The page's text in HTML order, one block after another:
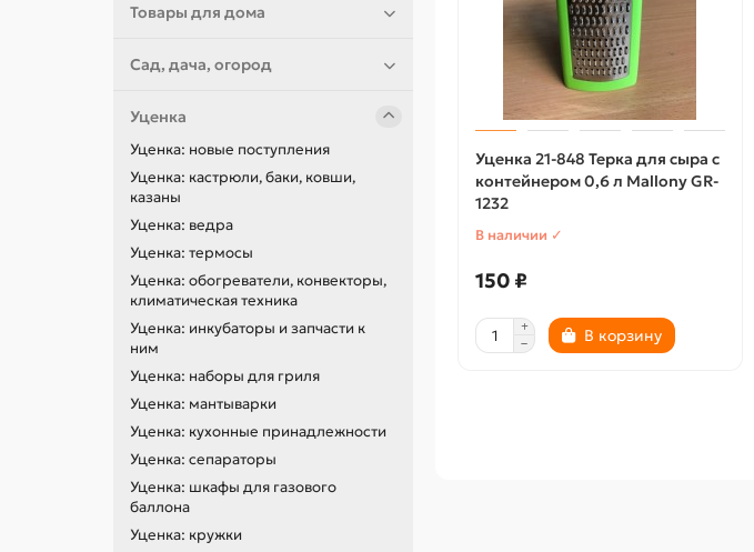
Товары для дома
Сад, дача, огород
Уценка
Уценка: новые поступления
Уценка: кастрюли, баки, ковши,
казаны
Уценка: ведра
Уценка: термосы
Уценка: обогреватели, конвекторы,
климатическая техника
Уценка: инкубаторы и запчасти к
ним
Уценка: наборы для гриля
Уценка: мантыварки
Уценка: кухонные принадлежности
Уценка: сепараторы
Уценка: шкафы для газового
баллона
Уценка: кружки
Уценка 21-848 Терка для сыра с
контейнером 0,6 л Mallony GR-
1232
В наличии ✓
150 ₽
В корзину